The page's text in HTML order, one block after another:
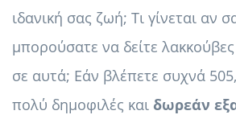
ιδανική σας ζωή; Τι γίνεται αν
μπορούσατε να δείτε
σε αυτά; Εάν βλέπετε συχνά
πολύ δημοφιλές και δωρεάν